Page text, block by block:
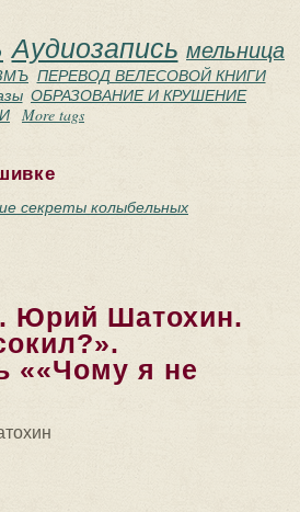
Аудиозапись мельница
ПЕРЕВОД ВЕЛЕСОВОЙ КНИГИ
ОБРАЗОВАНИЕ И КРУШЕНИЕ
More tags
секреты колыбельных
Юрий Шатохин.
««Чому я не